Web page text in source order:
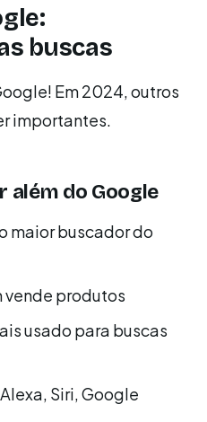
buscas
Em 2024, outros
importantes.
além do Google
maior buscador do
vende produtos
usado para buscas
Siri, Google